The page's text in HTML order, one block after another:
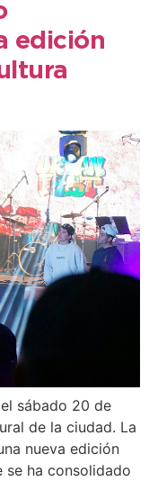
edición
sábado 20 de
de la ciudad. La
nueva edición
se ha consolidado